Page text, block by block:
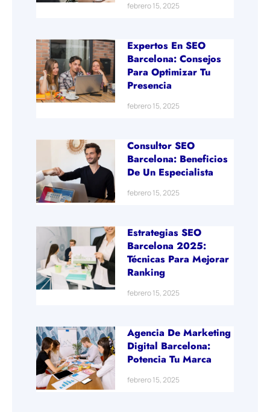
febrero 15, 2025
Expertos En SEO
Barcelona: Consejos
Para Optimizar Tu
Presencia
febrero 15, 2025
Consultor SEO
Barcelona: Beneficios
De Un Especialista
febrero 15, 2025
Estrategias SEO
Barcelona 2025:
Técnicas Para Mejorar
Ranking
febrero 15, 2025
Agencia De Marketing
Digital Barcelona:
Potencia Tu Marca
febrero 15, 2025